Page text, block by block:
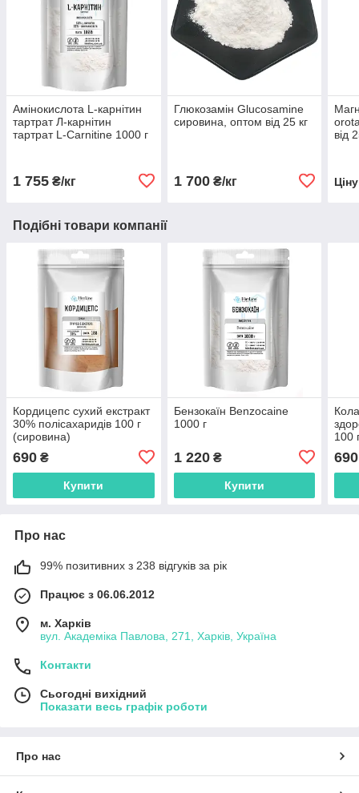
Амінокислота L-карнітин
тартрат Л-карнітин
тартрат L-Carnitine 1000 г
1 755 ₴/кг
Глюкозамін Glucosamine
сировина, оптом від 25 кг
1 700₴/кг
від
Подібні товари компанії
Кордицепс сухий екстракт
30% полісахаридів 100 г
(сировина)
690 ₴
Купити
Бензокаїн Benzocaine
1000 г
1 220₴
Купити
100
690
Про нас
99% позитивних з 238 відгуків за рік
Працює з 06.06.2012
м. Харків
вул. Академіка Павлова, 271, Харків, Україна
Контакти
Сьогодні вихідний
Показати весь графік роботи
Про нас